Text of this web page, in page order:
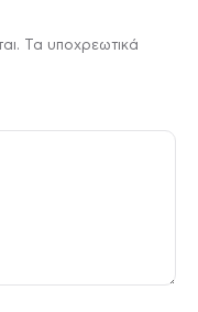
Τα υποχρεωτικά